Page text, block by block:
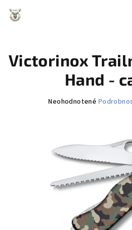
obsah
Victorinox
Hand -
Priemerné
hviezdičiek.
Neohodnotené